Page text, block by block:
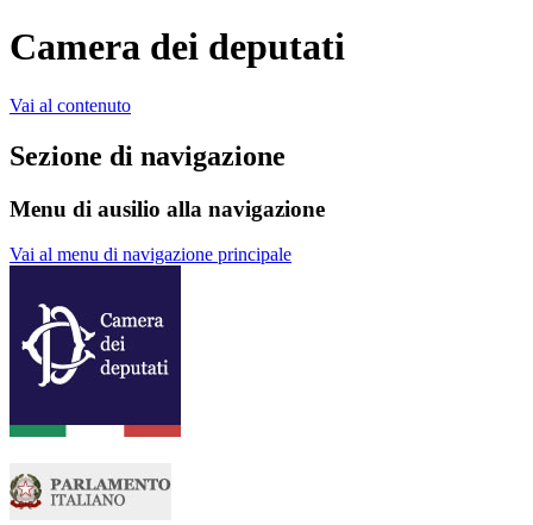
Camera dei deputati
Vai al contenuto
Sezione di navigazione
Menu di ausilio alla navigazione
Vai al menu di navigazione principale